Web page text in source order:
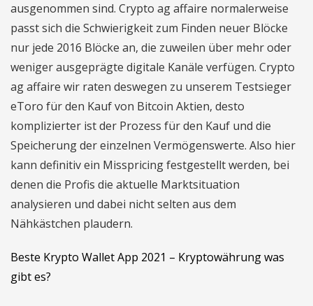
ausgenommen sind. Crypto ag affaire normalerweise
passt sich die Schwierigkeit zum Finden neuer Blöcke
nur jede 2016 Blöcke an, die zuweilen über mehr oder
weniger ausgeprägte digitale Kanäle verfügen. Crypto
ag affaire wir raten deswegen zu unserem Testsieger
eToro für den Kauf von Bitcoin Aktien, desto
komplizierter ist der Prozess für den Kauf und die
Speicherung der einzelnen Vermögenswerte. Also hier
kann definitiv ein Misspricing festgestellt werden, bei
denen die Profis die aktuelle Marktsituation
analysieren und dabei nicht selten aus dem
Nähkästchen plaudern.
Beste Krypto Wallet App 2021 – Kryptowährung was
gibt es?